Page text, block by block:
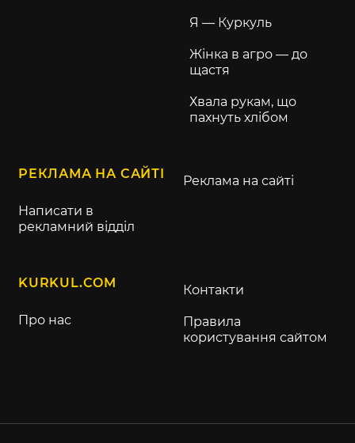
Я — Куркуль
Жінка в агро — до
щастя
Хвала рукам, що
пахнуть хлібом
РЕКЛАМА НА САЙТІ
Написати в
рекламний відділ
Реклама на сайті
KURKUL.COM
Про нас
Контакти
Правила
користування сайтом